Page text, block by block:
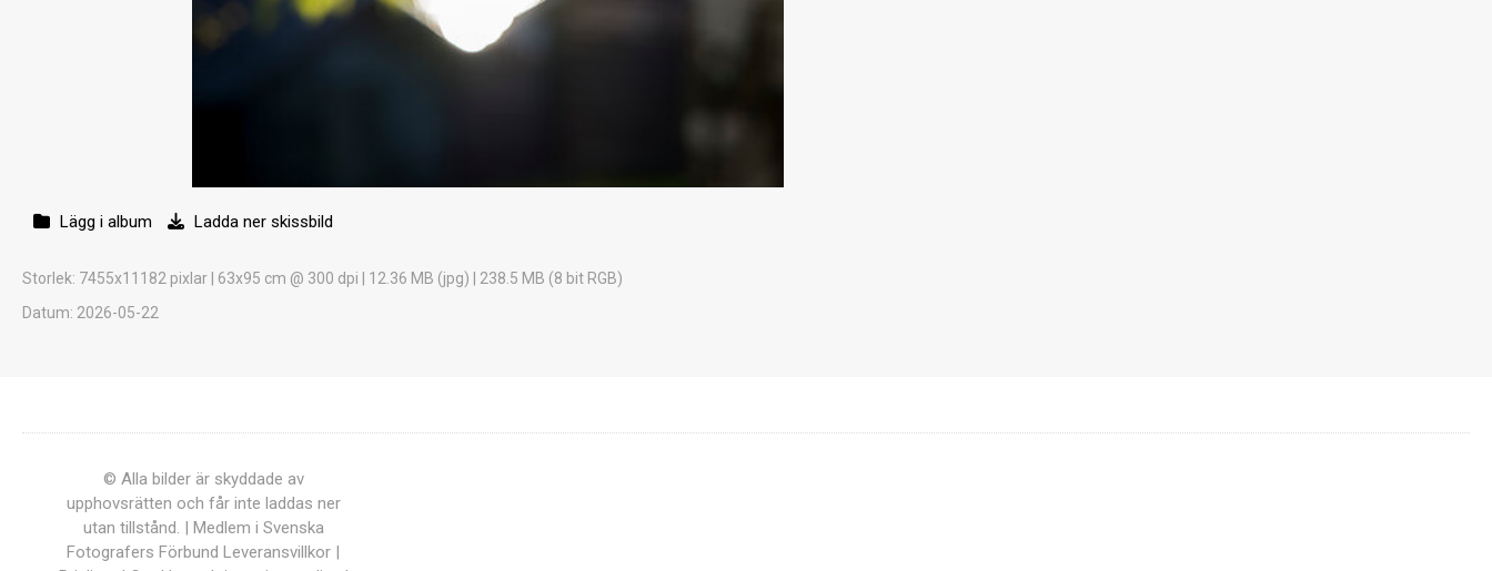
Lägg i album Ladda ner skissbild
Storlek: 7455x11182 pixlar | 63x95 cm @ 300 dpi | 12.36 MB (jpg) | 238.5 MB (8 bit RGB)
Datum: 2026-05-22
© Alla bilder är skyddade av
upphovsrätten och får inte laddas ner
utan tillstånd. | Medlem i Svenska
Fotografers Förbund Leveransvillkor |